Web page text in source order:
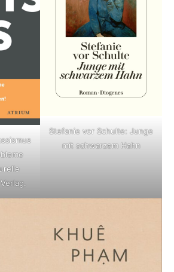
Stefanie vor Schulte: Junge
mit schwarzem Hahn